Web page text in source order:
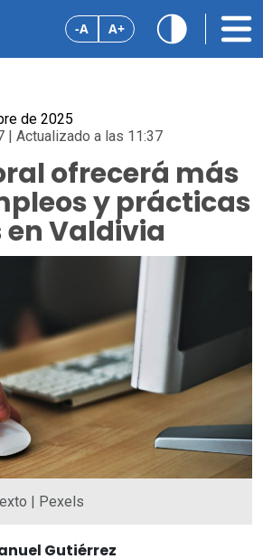
-A A+
de 2025
| Actualizado a las 11:37
ofrecerá más
y prácticas
Valdivia
| Pexels
Gutiérrez